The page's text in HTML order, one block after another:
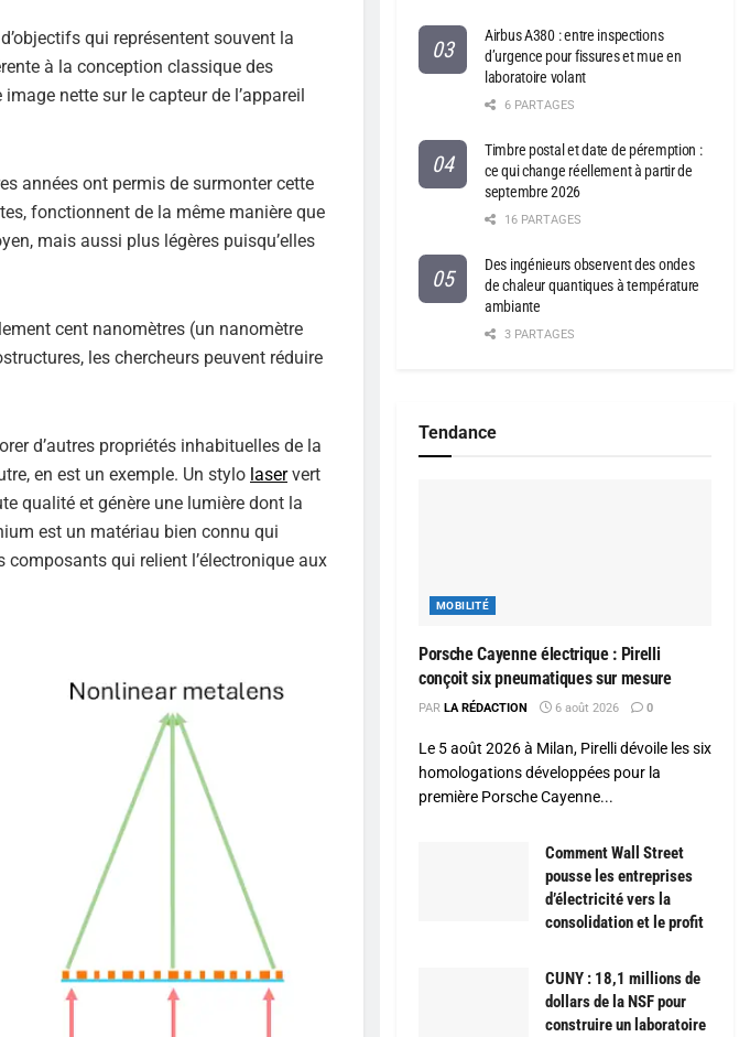
qui représentent souvent la
à la conception classique des
nette sur le capteur de l’appareil
années ont permis de surmonter cette
fonctionnent de la même manière que
mais aussi plus légères puisqu’elles
cent nanomètres (un nanomètre
les chercheurs peuvent réduire
d’autres propriétés inhabituelles de la
en est un exemple. Un stylo laservert
qualité et génère une lumière dont la
est un matériau bien connu qui
qui relient l’électronique aux
Airbus A380 : entre inspections
d’urgence pour fissures et mue en
laboratoire volant
6 PARTAGES
Timbre postal et date de péremption :
ce qui change réellement à partir de
septembre 2026
16 PARTAGES
Des ingénieurs observent des ondes
de chaleur quantiques à température
ambiante
3 PARTAGES
Tendance
MOBILITÉ
Porsche Cayenne électrique : Pirelli
conçoit six pneumatiques sur mesure
PAR LA RÉDACTION 6 août 2026 0
Le 5 août 2026 à Milan, Pirelli dévoile les six
homologations développées pour la
première Porsche Cayenne...
Comment Wall Street
pousse les entreprises
d’électricité vers la
consolidation et le profit
CUNY : 18,1 millions de
dollars de la NSF pour
construire un laboratoire